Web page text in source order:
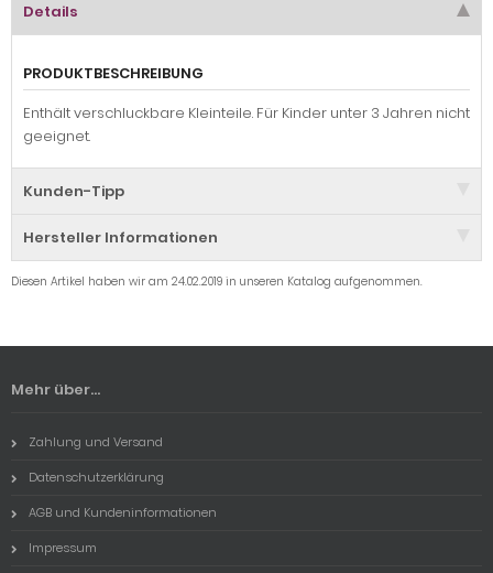
Details
PRODUKTBESCHREIBUNG
Enthält verschluckbare Kleinteile. Für Kinder unter 3 Jahren nicht
geeignet.
Kunden-Tipp
Hersteller Informationen
Diesen Artikel haben wir am 24.02.2019 in unseren Katalog aufgenommen.
Mehr über...
Zahlung und Versand
Datenschutzerklärung
AGB und Kundeninformationen
Impressum